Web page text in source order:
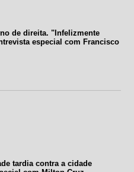
de direita. "Infelizmente
especial com Francisco
tardia contra a cidade